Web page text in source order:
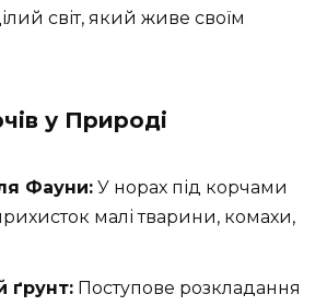
світ, який живе своїм
у Природі
Фауни: У норах під корчами
малі тварини, комахи,
ґрунт: Поступове розкладання